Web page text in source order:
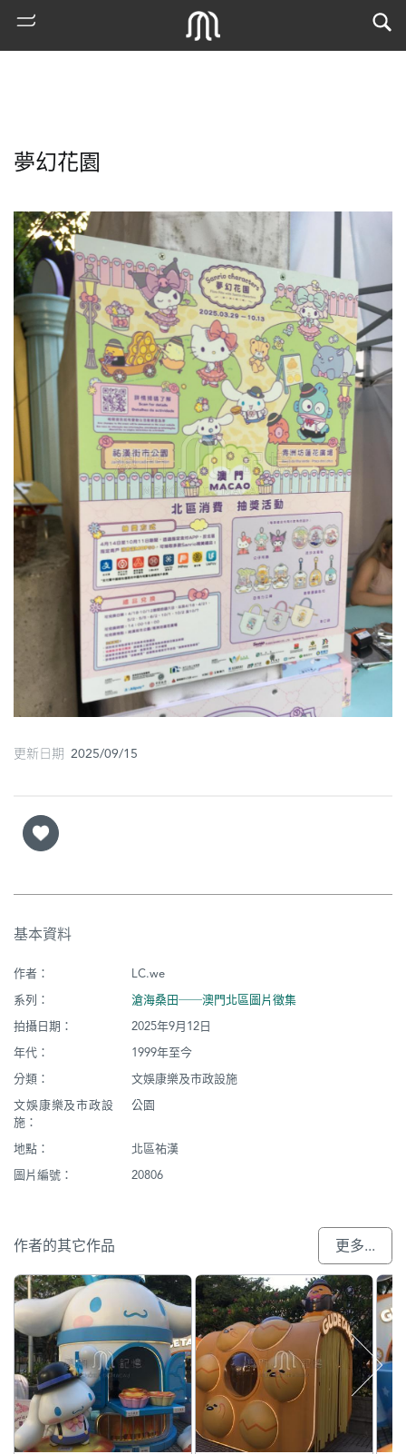
門
古
地
圖
閣
寺
教
市
夢幻花園
更新日期 2025/09/15
基本資料
作者：
LC.we
系列：
滄海桑田──澳門北區圖片徵集
拍攝日期：
2025年9月12日
年代：
1999年至今
分類：
文娛康樂及市政設施
文娛康樂及市政設
施：
公園
地點：
北區祐漢
圖片編號：
20806
作者的其它作品 更多...